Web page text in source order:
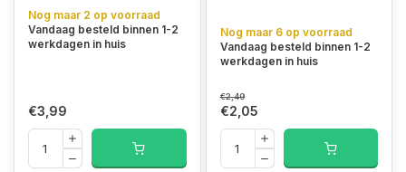
Nog maar 2 op voorraad
Vandaag besteld binnen 1-2
werkdagen in huis
€3,99
Nog maar 6 op voorraad
Vandaag besteld binnen 1-2
werkdagen in huis
€2,49
€2,05